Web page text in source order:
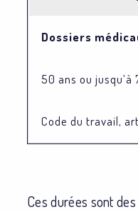
Dossiers
50 ans ou jusqu’à
Code du travail,
Ces durées sont